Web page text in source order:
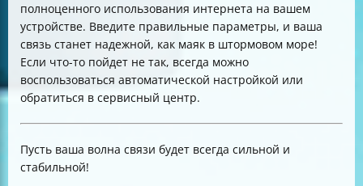
полноценного использования интернета на вашем
устройстве. Введите правильные параметры, и ваша
связь станет надежной, как маяк в штормовом море!
Если что-то пойдет не так, всегда можно
воспользоваться автоматической настройкой или
обратиться в сервисный центр.
Пусть ваша волна связи будет всегда сильной и
стабильной!